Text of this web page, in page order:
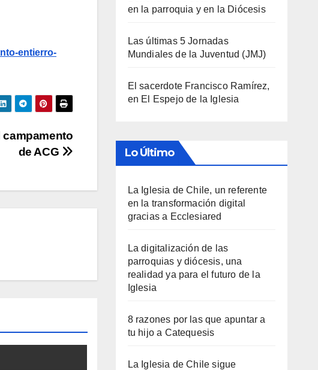
entierro-
campamento
de ACG
en la parroquia y en la Diócesis
Las últimas 5 Jornadas
Mundiales de la Juventud (JMJ)
El sacerdote Francisco Ramírez,
en El Espejo de la Iglesia
Lo Último
La Iglesia de Chile, un referente
en la transformación digital
gracias a Ecclesiared
La digitalización de las
parroquias y diócesis, una
realidad ya para el futuro de la
Iglesia
8 razones por las que apuntar a
tu hijo a Catequesis
La Iglesia de Chile sigue